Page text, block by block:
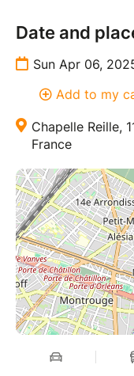
Date and
Sun Apr 06,
Add to my
Chapelle Reille,
France